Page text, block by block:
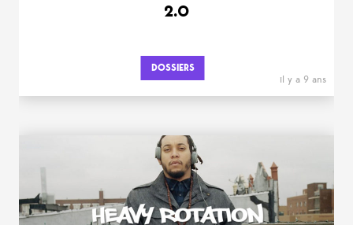
2.0
DOSSIERS
il y a 9 ans